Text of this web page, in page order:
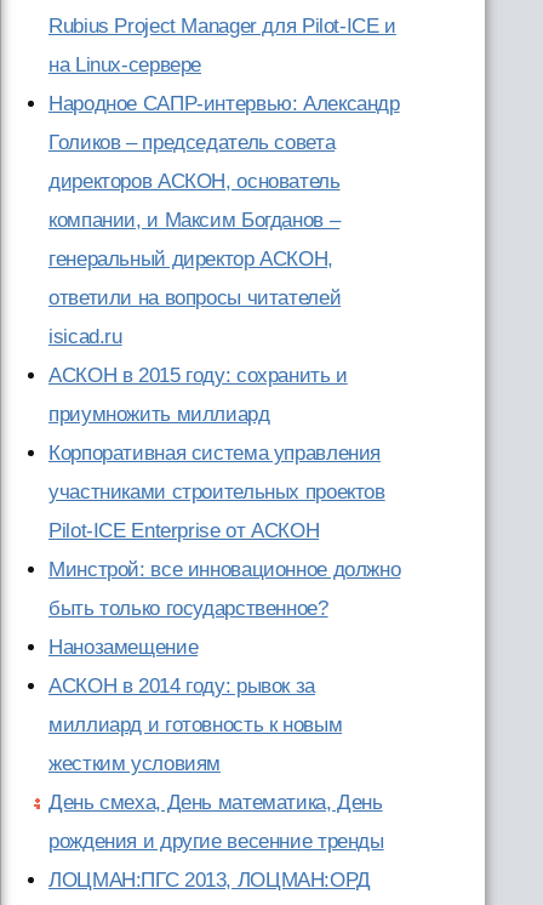
Rubius Project Manager для Pilot-ICE и
на Linux-сервере
Народное САПР-интервью: Александр
Голиков – председатель совета
директоров АСКОН, основатель
компании, и Максим Богданов –
генеральный директор АСКОН,
ответили на вопросы читателей
isicad.ru
АСКОН в 2015 году: сохранить и
приумножить миллиард
Корпоративная система управления
участниками строительных проектов
Pilot-ICE Enterprise от АСКОН
Минстрой: все инновационное должно
быть только государственное?
Нанозамещение
АСКОН в 2014 году: рывок за
миллиард и готовность к новым
жестким условиям
День смеха, День математика, День
рождения и другие весенние тренды
ЛОЦМАН:ПГС 2013, ЛОЦМАН:ОРД